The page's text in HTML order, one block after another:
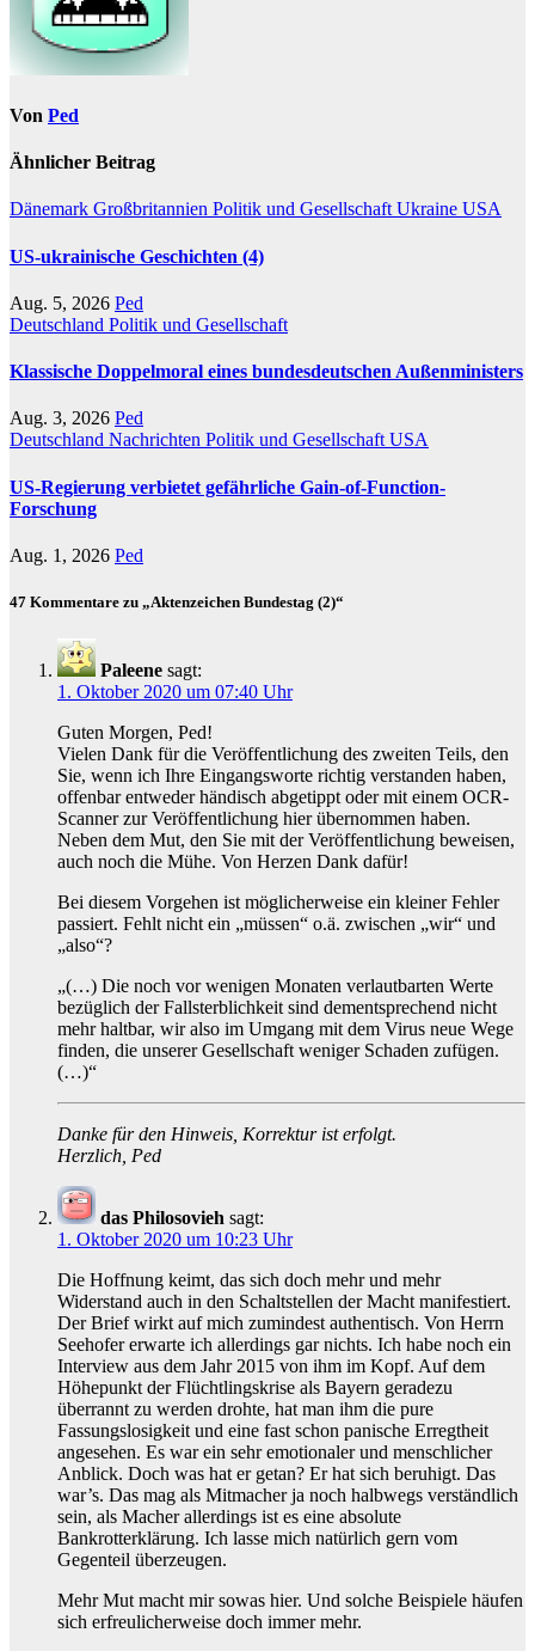
Von Ped
Ähnlicher Beitrag
Dänemark Großbritannien Politik und Gesellschaft Ukraine USA
US-ukrainische Geschichten (4)
Aug. 5, 2026 Ped
Deutschland Politik und Gesellschaft
Klassische Doppelmoral eines bundesdeutschen Außenministers
Aug. 3, 2026 Ped
Deutschland Nachrichten Politik und GesellschaftUSA
US-Regierung verbietet gefährliche Gain-of-Function-
Forschung
Aug. 1, 2026 Ped
47 Kommentare zu „Aktenzeichen Bundestag (2)“
Paleene sagt:
1. Oktober 2020 um 07:40 Uhr
Guten Morgen, Ped!
Vielen Dank für die Veröffentlichung des zweiten Teils, den
Sie, wenn ich Ihre Eingangsworte richtig verstanden haben,
offenbar entweder händisch abgetippt oder mit einem OCR-
Scanner zur Veröffentlichung hier übernommen haben.
Neben dem Mut, den Sie mit der Veröffentlichung beweisen,
auch noch die Mühe. Von Herzen Dank dafür!
Bei diesem Vorgehen ist möglicherweise ein kleiner Fehler
passiert. Fehlt nicht ein „müssen“ o.ä. zwischen „wir“ und
„also“?
„(…) Die noch vor wenigen Monaten verlautbarten Werte
bezüglich der Fallsterblichkeit sind dementsprechend nicht
mehr haltbar, wir also im Umgang mit dem Virus neue Wege
finden, die unserer Gesellschaft weniger Schaden zufügen.
(…)“
Danke für den Hinweis, Korrektur ist erfolgt.
Herzlich, Ped
das Philosovieh sagt:
1. Oktober 2020 um 10:23 Uhr
Die Hoffnung keimt, das sich doch mehr und mehr
Widerstand auch in den Schaltstellen der Macht manifestiert.
Der Brief wirkt auf mich zumindest authentisch. Von Herrn
Seehofer erwarte ich allerdings gar nichts. Ich habe noch ein
Interview aus dem Jahr 2015 von ihm im Kopf. Auf dem
Höhepunkt der Flüchtlingskrise als Bayern geradezu
überrannt zu werden drohte, hat man ihm die pure
Fassungslosigkeit und eine fast schon panische Erregtheit
angesehen. Es war ein sehr emotionaler und menschlicher
Anblick. Doch was hat er getan? Er hat sich beruhigt. Das
war’s. Das mag als Mitmacher ja noch halbwegs verständlich
sein, als Macher allerdings ist es eine absolute
Bankrotterklärung. Ich lasse mich natürlich gern vom
Gegenteil überzeugen.
Mehr Mut macht mir sowas hier. Und solche Beispiele häufen
sich erfreulicherweise doch immer mehr.